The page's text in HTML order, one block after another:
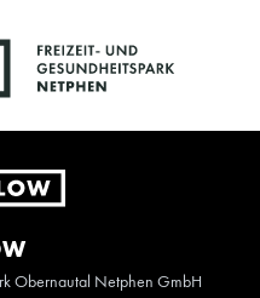
Obernautal Netphen GmbH